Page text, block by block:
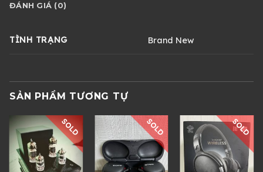
ĐÁNH GIÁ (0)
TÌNH TRẠNG Brand New
SẢN PHẨM TƯƠNG TỰ
SOLD SOLD SOLD